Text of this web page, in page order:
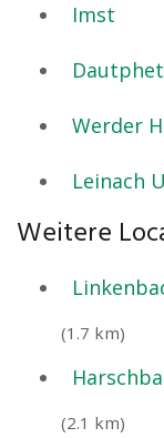
Imst
Werder
Leinach
Weitere
(1.7 km)
(2.1 km)